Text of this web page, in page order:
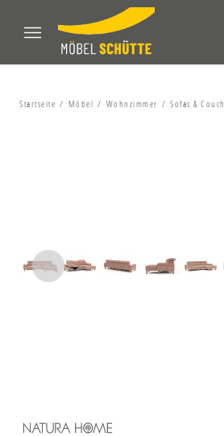
Startseite Möbel Wohnzimmer Sofas &